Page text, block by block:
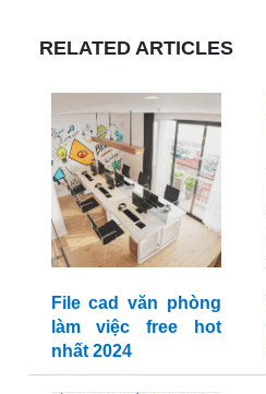
RELATED ARTICLES
File cad văn phòng
làm việc free hot
nhất 2024